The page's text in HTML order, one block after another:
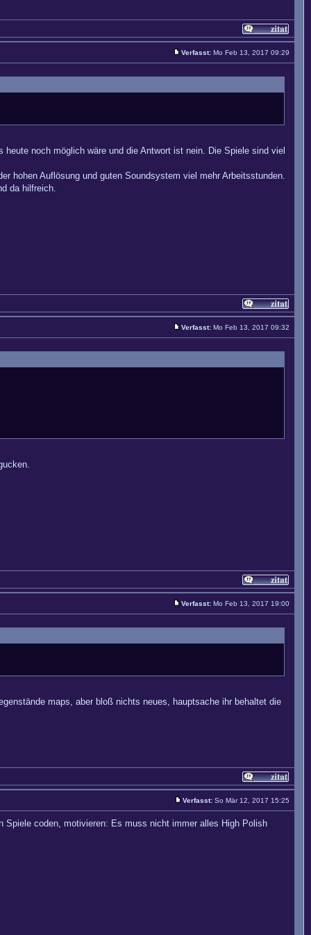
Verfasst: Mo Feb 13, 2017 09:29
noch möglich wäre und die Antwort ist nein. Die Spiele sind viel
hohen Auflösung und guten Soundsystem viel mehr Arbeitsstunden.
da hilfreich.
Verfasst: Mo Feb 13, 2017 09:32
Verfasst: Mo Feb 13, 2017 19:00
maps, aber bloß nichts neues, hauptsache ihr behaltet die
Verfasst: So Mär 12, 2017 15:25
Spiele coden, motivieren: Es muss nicht immer alles High Polish